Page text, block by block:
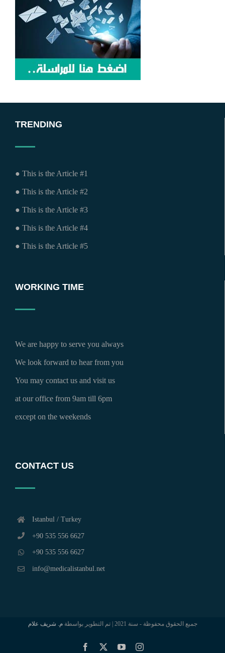
TRENDING
● This is the Article #1
● This is the Article #2
● This is the Article #3
● This is the Article #4
● This is the Article #5
WORKING TIME
We are happy to serve you always
We look forward to hear from you
You may contact us and visit us
at our office from 9am till 6pm
except on the weekends
CONTACT US
Istanbul / Turkey
+90 535 556 6627
+90 535 556 6627
info@medicalistanbul.net
جميع الحقوق محفوظة - سنة 2021 | تم التطوير بواسطة م. شريف علام
Facebook YouTubeInstagram